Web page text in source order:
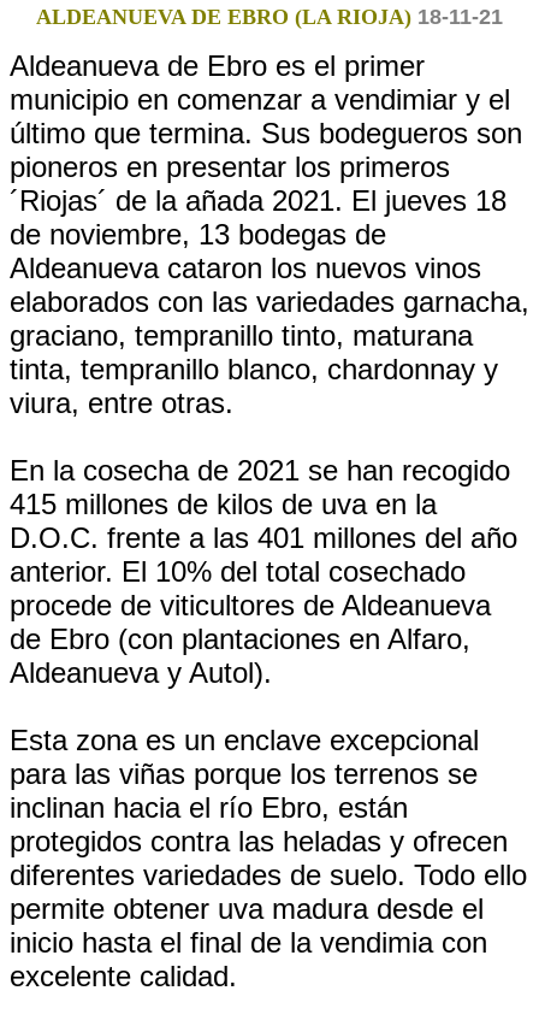
ALDEANUEVA DE EBRO (LA RIOJA) 18-11-21
Aldeanueva de Ebro es el primer
municipio en comenzar a vendimiar y el
último que termina. Sus bodegueros son
pioneros en presentar los primeros
´Riojas´ de la añada 2021. El jueves 18
de noviembre, 13 bodegas de
Aldeanueva cataron los nuevos vinos
elaborados con las variedades garnacha,
graciano, tempranillo tinto, maturana
tinta, tempranillo blanco, chardonnay y
viura, entre otras.
En la cosecha de 2021 se han recogido
415 millones de kilos de uva en la
D.O.C. frente a las 401 millones del año
anterior. El 10% del total cosechado
procede de viticultores de Aldeanueva
de Ebro (con plantaciones en Alfaro,
Aldeanueva y Autol).
Esta zona es un enclave excepcional
para las viñas porque los terrenos se
inclinan hacia el río Ebro, están
protegidos contra las heladas y ofrecen
diferentes variedades de suelo. Todo ello
permite obtener uva madura desde el
inicio hasta el final de la vendimia con
excelente calidad.